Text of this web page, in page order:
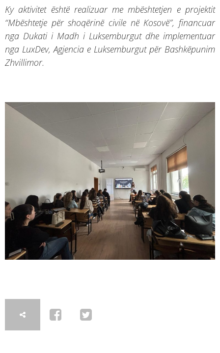
Ky aktivitet është realizuar me mbështetjen e projektit
“Mbështetje për shoqërinë civile në Kosovë”, financuar
nga Dukati i Madh i Luksemburgut dhe implementuar
nga LuxDev, Agjencia e Luksemburgut për Bashkëpunim
Zhvillimor.